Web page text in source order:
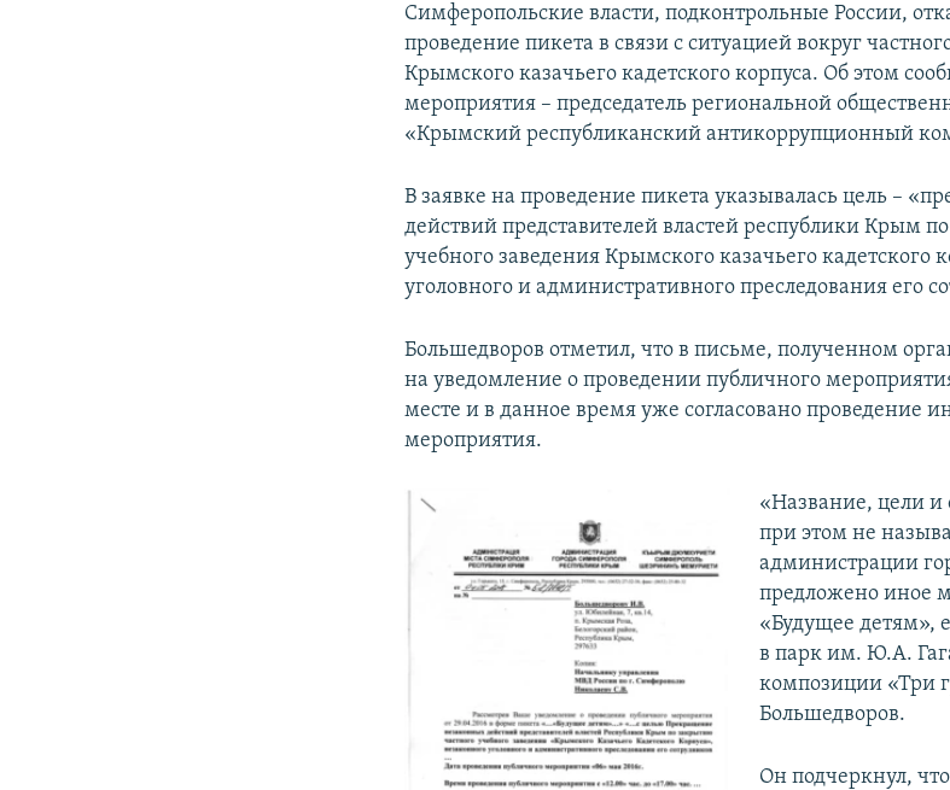
Симферопольские власти, подконтрольные России,
проведение пикета в связи с ситуацией вокруг
Крымского казачьего кадетского корпуса. Об этом
мероприятия – председатель региональной
«Крымский республиканский антикоррупционный
В заявке на проведение пикета указывалась цель –
действий представителей властей республики Крым
учебного заведения Крымского казачьего кадетского
уголовного и административного преследования его
Большедворов отметил, что в письме, полученном
на уведомление о проведении публичного
месте и в данное время уже согласовано проведение
мероприятия.
«Название, цели и
при этом не
администрации
предложено иное
«Будущее детям»,
в парк им. Ю.А.
композиции «Три
Большедворов.
Он подчеркнул,